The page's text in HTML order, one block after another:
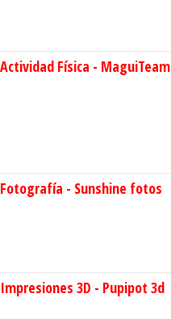
Actividad Física - MaguiTeam
Fotografía - Sunshine fotos
Impresiones 3D - Pupipot 3d